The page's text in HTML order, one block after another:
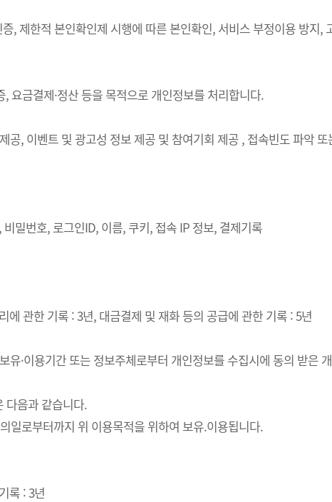
, 제한적 본인확인제 시행에 따른 본인확인, 서비스 부정이용 방지
요금결제·정산 등을 목적으로 개인정보를 처리합니다.
공, 이벤트 및 광고성 정보 제공 및 참여기회 제공 , 접속빈도 파악
밀번호, 로그인ID, 이름, 쿠키, 접속 IP 정보, 결제기록
에 관한 기록 : 3년, 대금결제 및 재화 등의 공급에 관한 기록 : 5년
·이용기간 또는 정보주체로부터 개인정보를 수집시에 동의 받은
음과 같습니다.
일로부터까지 위 이용목적을 위하여 보유.이용됩니다.
록 : 3년